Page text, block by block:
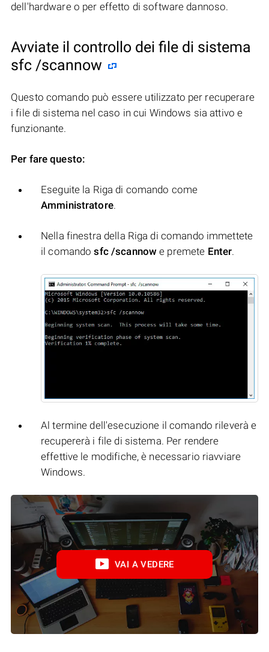
dell'hardware o per effetto di software dannoso.
Avviate il controllo dei file di sistema
sfc /scannow
Questo comando può essere utilizzato per recuperare
i file di sistema nel caso in cui Windows sia attivo e
funzionante.
Per fare questo:
Eseguite la Riga di comando come
Amministratore.
Nella finestra della Riga di comando immettete
il comandosfc /scannow e premete Enter.
Al termine dell'esecuzione il comando rileverà e
recupererà i file di sistema. Per rendere
effettive le modifiche, è necessario riavviare
Windows.
VAI A VEDERE